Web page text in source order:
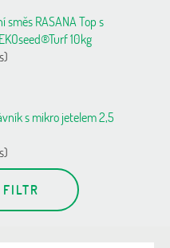
směs RASANA Top s
10kg
s mikro jetelem 2,5